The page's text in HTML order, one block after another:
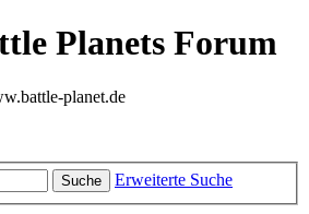
Planets Forum
planet.de
Suche Erweiterte Suche